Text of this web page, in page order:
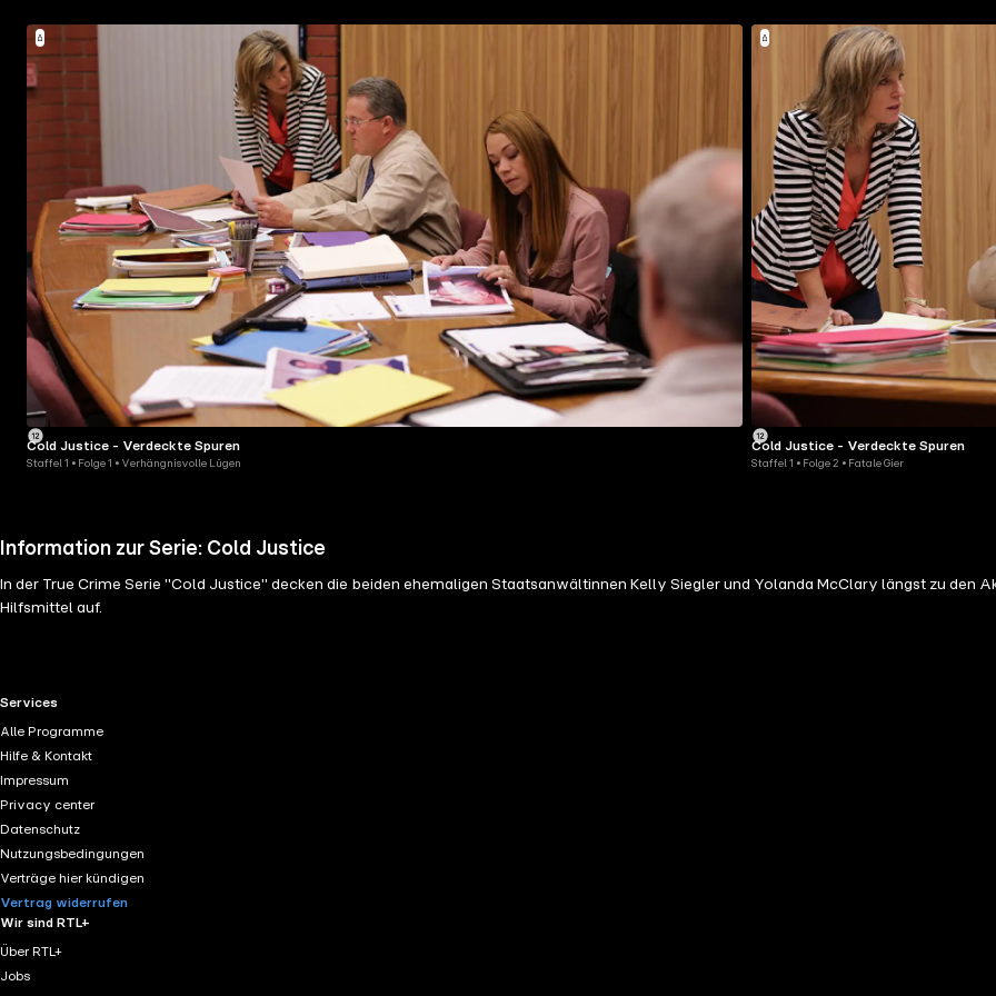
Cold Justice - Verdeckte Spuren
Staffel 1 • Folge 1 • Verhängnisvolle Lügen
Cold Justice - Verdeckte Spuren
Staffel 1 • Folge 2 • Fatale Gier
Information zur Serie: Cold Justice
In der True Crime Serie "Cold Justice" decken die beiden ehemaligen Staatsanwältinnen Kelly Siegler und Yolanda McClary längst zu
Hilfsmittel auf.
RTL+ useful links.
Services
Alle Programme
Hilfe & Kontakt
Impressum
Privacy center
Datenschutz
Nutzungsbedingungen
Verträge hier kündigen
Vertrag widerrufen
Wir sind RTL+
Über RTL+
Jobs